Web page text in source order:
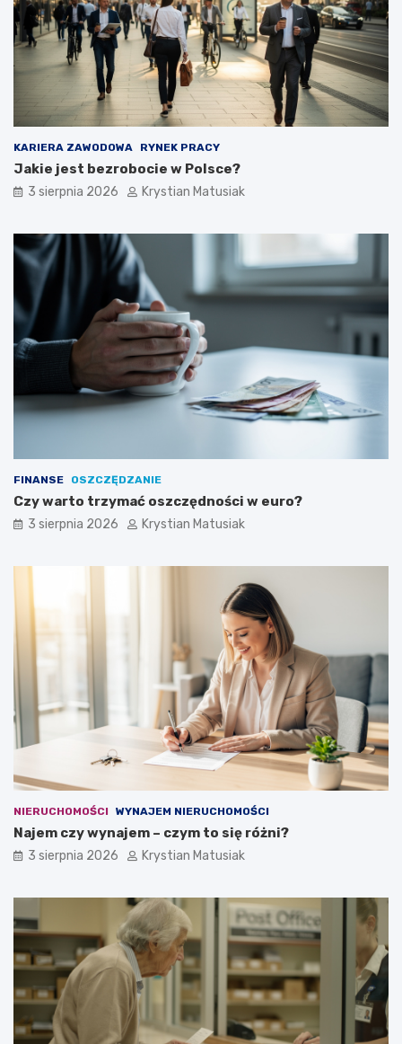
KARIERA ZAWODOWA RYNEK PRACY
Jakie jest bezrobocie w Polsce?
3 sierpnia 2026 Krystian Matusiak
FINANSE OSZCZĘDZANIE
Czy warto trzymać oszczędności w euro?
3 sierpnia 2026 Krystian Matusiak
NIERUCHOMOŚCI WYNAJEM NIERUCHOMOŚCI
Najem czy wynajem – czym to się różni?
3 sierpnia 2026 Krystian Matusiak